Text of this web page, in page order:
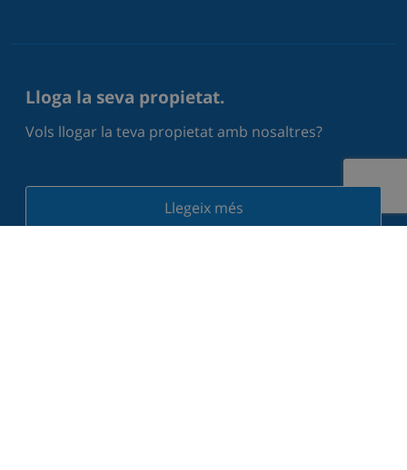
Lloga la seva propietat.
Vols llogar la teva propietat amb nosaltres?
Llegeix més